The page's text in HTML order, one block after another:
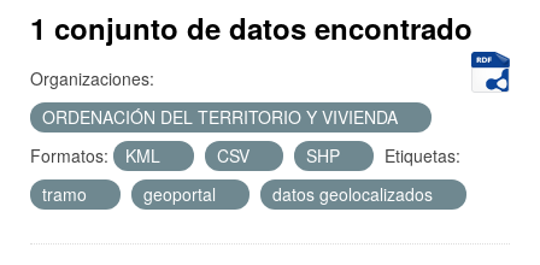
Acerca de
1 conjunto de datos encontrado
Organizaciones:
ORDENACIÓN DEL TERRITORIO Y VIVIENDA
Formatos:
KML CSV SHP
Etiquetas:
tramo
geoportal datos geolocalizados